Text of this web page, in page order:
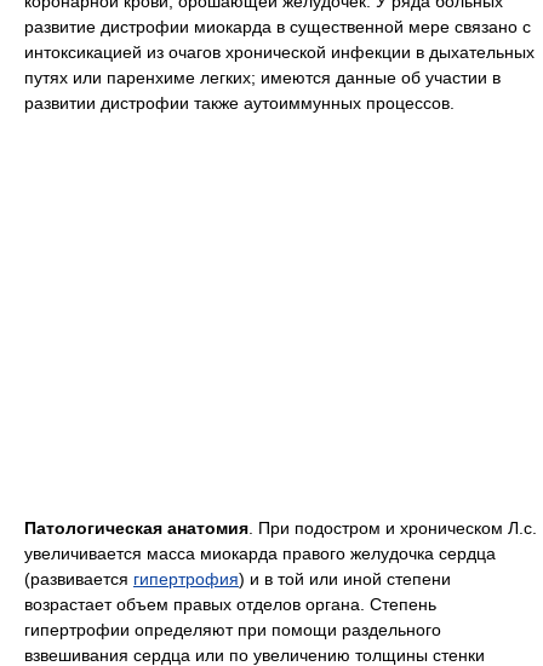
развитие дистрофии миокарда в существенной мере связано с
интоксикацией из очагов хронической инфекции в дыхательных
путях или паренхиме легких; имеются данные об участии в
развитии дистрофии также аутоиммунных процессов.
Патологическая анатомия . При подостром и хроническом Л.с.
увеличивается масса миокарда правого желудочка сердца
(развивается гипертрофия) и в той или иной степени
возрастает объем правых отделов органа. Степень
гипертрофии определяют при помощи раздельного
взвешивания сердца или по увеличению толщины стенки